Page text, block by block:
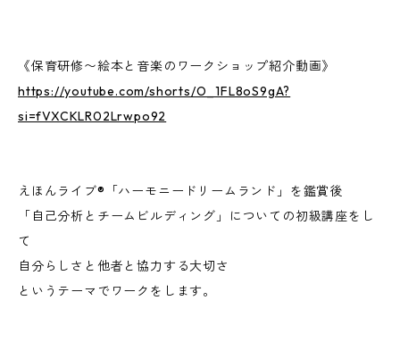
《保育研修〜絵本と音楽のワークショップ紹介動画》
https://youtube.com/shorts/O_1FL8oS9gA?
si=fVXCKLR02Lrwpo92
えほんライブ®「ハーモニードリームランド」を鑑賞後
「自己分析とチームビルディング」についての初級講座をし
て
自分らしさと他者と協力する大切さ
というテーマでワークをします。